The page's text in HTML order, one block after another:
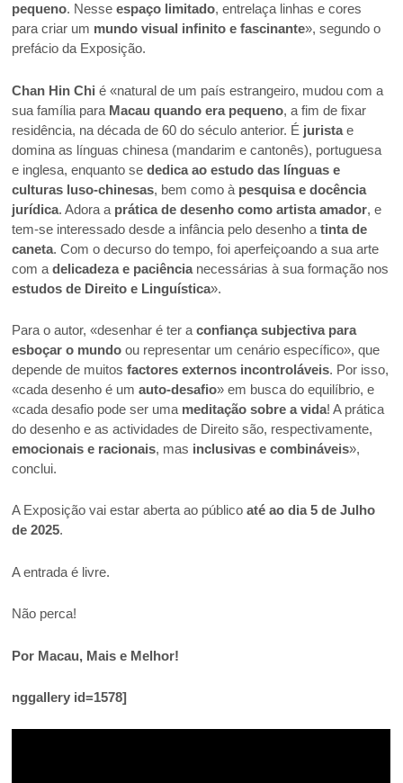
pequeno. Nesseespaço limitado, entrelaça linhas e cores
para criar um mundo visual infinito e fascinante», segundo o
prefácio da Exposição.
Chan Hin Chi é «natural de um país estrangeiro, mudou com a
sua família para Macau quando era pequeno, a fim de fixar
residência, na década de 60 do século anterior. É juristae
domina as línguas chinesa (mandarim e cantonês), portuguesa
e inglesa, enquanto sededica ao estudo das línguas e
culturas luso-chinesas, bem como à pesquisa e docência
jurídica. Adora a prática de desenho como artista amador, e
tem-se interessado desde a infância pelo desenho a tinta de
caneta. Com o decurso do tempo, foi aperfeiçoando a sua arte
com adelicadeza e paciêncianecessárias à sua formação nos
estudos de Direito e Linguística».
Para o autor, «desenhar é ter aconfiança subjectiva para
esboçar o mundo ou representar um cenário específico», que
depende de muitosfactores externos incontroláveis. Por isso,
«cada desenho é umauto-desafio» em busca do equilíbrio, e
«cada desafio pode ser uma meditação sobre a vida! A prática
do desenho e as actividades de Direito são, respectivamente,
emocionais e racionais, mas inclusivas e combináveis»,
conclui.
A Exposição vai estar aberta ao públicoaté ao dia 5 de Julho
de 2025.
A entrada é livre.
Não perca!
Por Macau, Mais e Melhor!
nggallery id=1578]